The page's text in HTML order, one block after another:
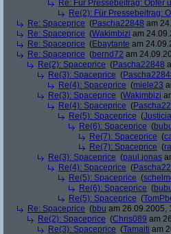
Re: Für Pressebeitrag: Opfer
Re(2): Für Pressebeitrag:
Re: Spaceprice (Pascha22848 am
Re: Spaceprice (Wakimbizi am
Re: Spaceprice (Ebaytante am
Re: Spaceprice (bernd72 am
Re(2): Spaceprice (Pascha22848
Re(3): Spaceprice (
Re(4): Spaceprice (miele23
Re(3): Spaceprice (Wakimbizi
Re(4): Spaceprice (
Re(5): Spaceprice (
Re(6): Spaceprice (
Re(7): Spaceprice (
Re(7): Spaceprice (
Re(3): Spaceprice (paul.jonas
Re(4): Spaceprice (
Re(5): Spaceprice (
Re(6): Spaceprice (
Re(5): Spaceprice (
Re: Spaceprice (bbu am 26.09.2005,
Re(2): Spaceprice (Chris089 am
Re(3): Spaceprice (Tamaiti am